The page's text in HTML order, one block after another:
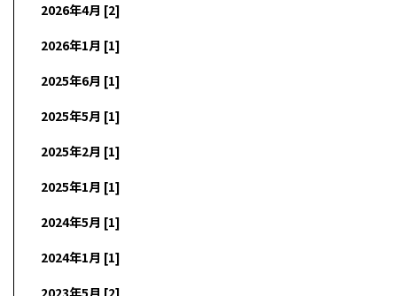
2026年4月 [2]
2026年1月 [1]
2025年6月 [1]
2025年5月 [1]
2025年2月 [1]
2025年1月 [1]
2024年5月 [1]
2024年1月 [1]
2023年5月 [2]